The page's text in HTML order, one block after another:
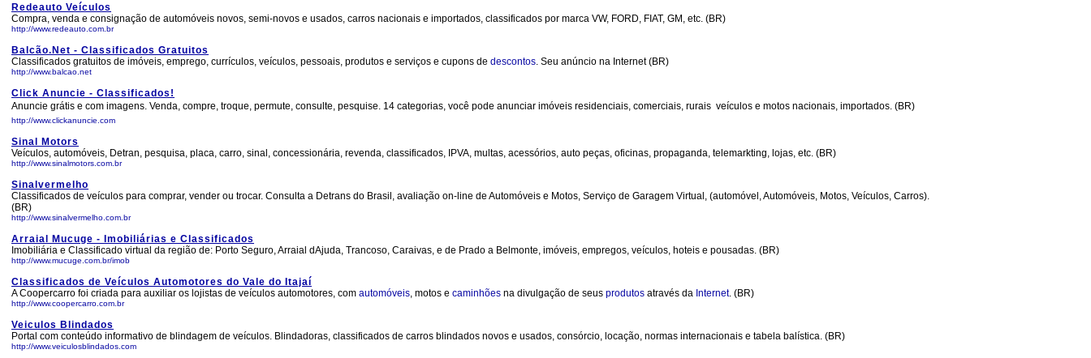
Redeauto Veículos
Compra, venda e consignação de automóveis novos, semi-novos e usados, carros nacionais e importados, classificados por marca VW, FORD, FIAT, GM, etc. (BR)
http://www.redeauto.com.br
Balcão.Net - Classificados Gratuitos
Classificados gratuitos de imóveis, emprego, currículos, veículos, pessoais, produtos e serviços e cupons de descontos. Seu anúncio na Internet (BR)
http://www.balcao.net
Click Anuncie - Classificados!
Anuncie grátis e com imagens. Venda, compre, troque, permute, consulte, pesquise. 14 categorias, você pode anunciar imóveis residenciais, comerciais, rurais  veículos e motos nacionais, importados. (BR)
http://www.clickanuncie.com
Sinal Motors
Veículos, automóveis, Detran, pesquisa, placa, carro, sinal, concessionária, revenda, classificados, IPVA, multas, acessórios, auto peças, oficinas, propaganda, telemarkting, lojas, etc. (BR)
http://www.sinalmotors.com.br
Sinalvermelho
Classificados de veículos para comprar, vender ou trocar. Consulta a Detrans do Brasil, avaliação on-line de Automóveis e Motos, Serviço de Garagem Virtual, (automóvel, Automóveis, Motos, Veículos, Carros).
(BR)
http://www.sinalvermelho.com.br
Arraial Mucuge - Imobiliárias e Classificados
Imobiliária e Classificado virtual da região de: Porto Seguro, Arraial dAjuda, Trancoso, Caraivas, e de Prado a Belmonte, imóveis, empregos, veículos, hoteis e pousadas. (BR)
http://www.mucuge.com.br/imob
Classificados de Veículos Automotores do Vale do Itajaí
A Coopercarro foi criada para auxiliar os lojistas de veículos automotores, com automóveis, motos e caminhões na divulgação de seus produtos através da Internet. (BR)
http://www.coopercarro.com.br
Veiculos Blindados
Portal com conteúdo informativo de blindagem de veículos. Blindadoras, classificados de carros blindados novos e usados, consórcio, locação, normas internacionais e tabela balística. (BR)
http://www.veiculosblindados.com